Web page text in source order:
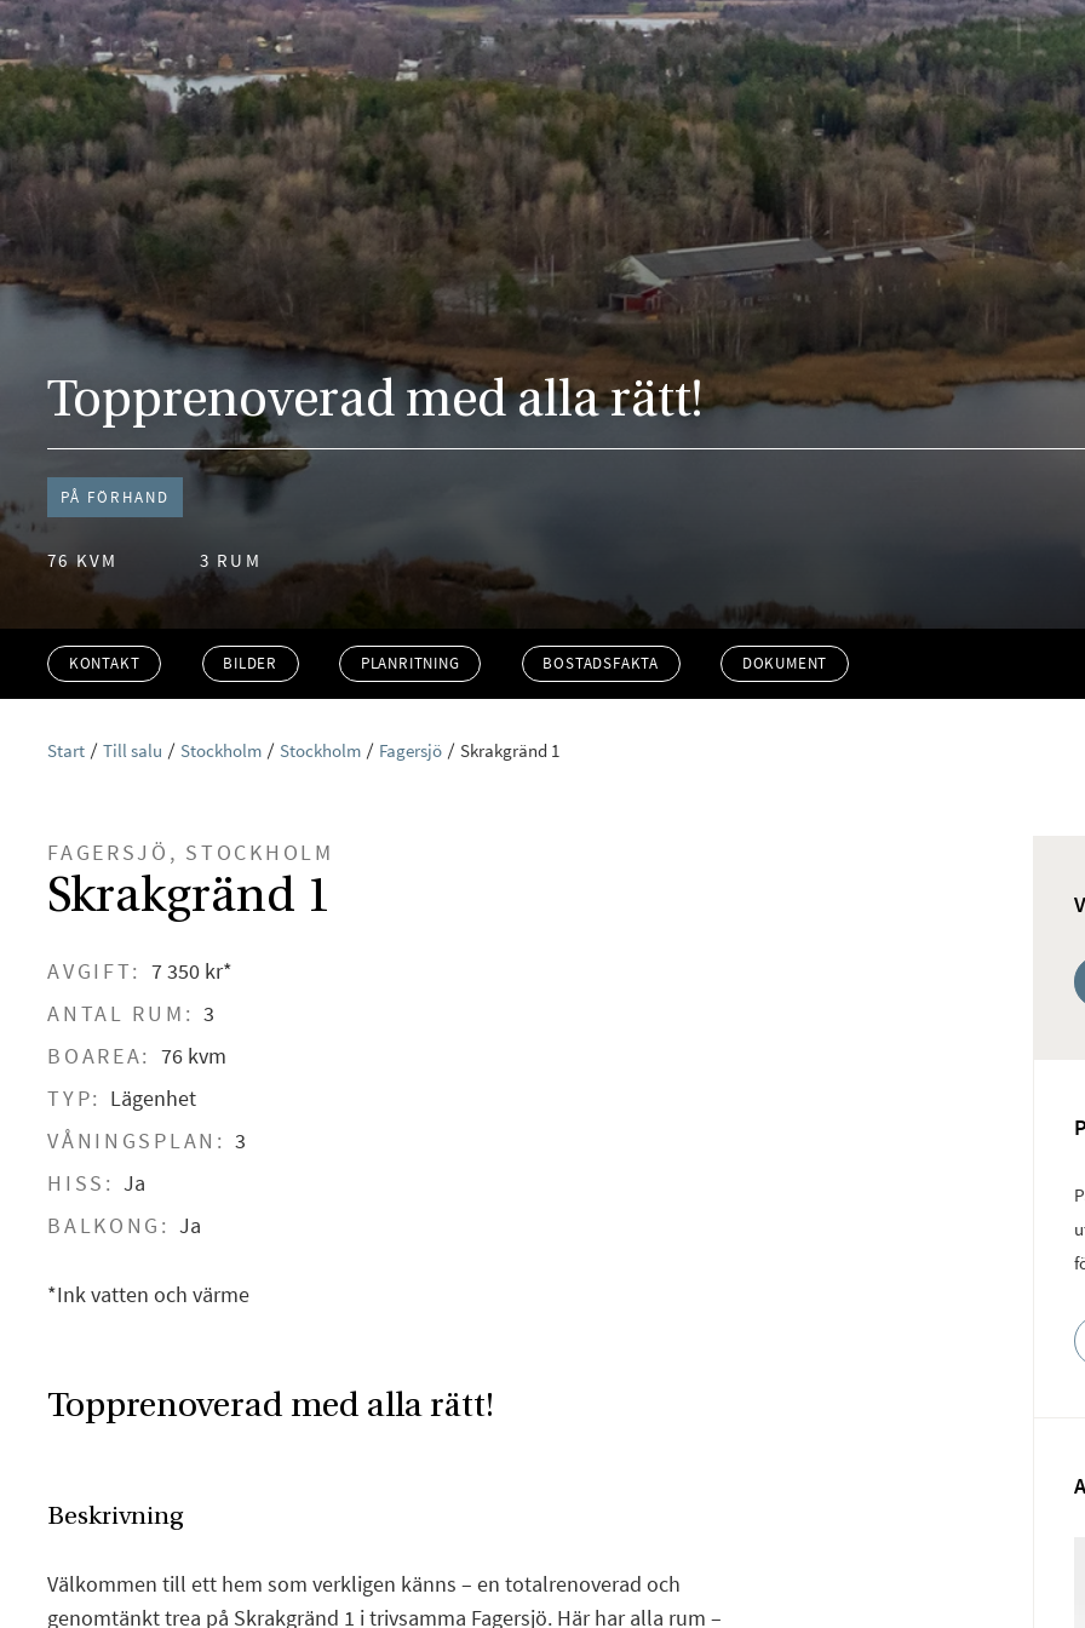
Topprenoverad med alla rätt!
PÅ FÖRHAND
76 KVM 3 RUM
KONTAKT BILDER PLANRITNING BOSTADSFAKTA DOKUMENT
Start Till salu Stockholm Stockholm Fagersjö Skrakgränd 1
FAGERSJÖ, STOCKHOLM
Skrakgränd 1
AVGIFT: 7 350 kr*
ANTAL RUM: 3
BOAREA: 76 kvm
TYP: Lägenhet
VÅNINGSPLAN: 3
HISS: Ja
BALKONG: Ja
*Ink vatten och värme
Topprenoverad med alla rätt!
Beskrivning
Välkommen till ett hem som verkligen känns – en totalrenoverad och
genomtänkt trea på Skrakgränd 1 i trivsamma Fagersjö. Här har alla rum –